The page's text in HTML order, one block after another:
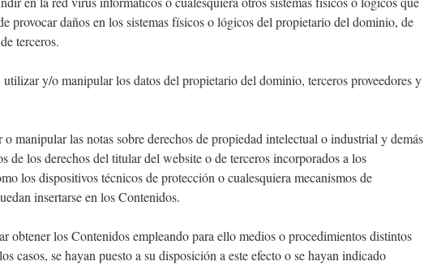
provocar daños en los sistemas físicos o lógicos del propietario del dominio, de
terceros.
utilizar y/o manipular los datos del propietario del dominio, terceros proveedores y
manipular las notas sobre derechos de propiedad intelectual o industrial y demás
de los derechos del titular del website o de terceros incorporados a los
los dispositivos técnicos de protección o cualesquiera mecanismos de
insertarse en los Contenidos.
obtener los Contenidos empleando para ello medios o procedimientos distintos
casos, se hayan puesto a su disposición a este efecto o se hayan indicado